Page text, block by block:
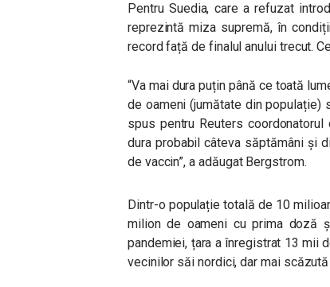
Pentru Suedia, care a refuzat
reprezintă miza supremă, în
record față de finalul anului trecut.
“Va mai dura puțin până ce toată
de oameni (jumătate din populație)
spus pentru Reuters coordonatorul
dura probabil câteva săptămâni și
de vaccin”, a adăugat Bergstrom.
Dintr-o populație totală de 10
milion de oameni cu prima doză
pandemiei, țara a înregistrat 13 mii
vecinilor săi nordici, dar mai